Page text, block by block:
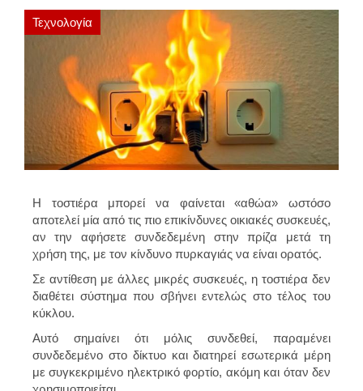
Τεχνολογία
Η τοστιέρα μπορεί να φαίνεται «αθώα» ωστόσο
αποτελεί μία από τις πιο επικίνδυνες οικιακές συσκευές,
αν την αφήσετε συνδεδεμένη στην πρίζα μετά τη
χρήση της, με τον κίνδυνο πυρκαγιάς να είναι ορατός.
Σε αντίθεση με άλλες μικρές συσκευές, η τοστιέρα δεν
διαθέτει σύστημα που σβήνει εντελώς στο τέλος του
κύκλου.
Αυτό σημαίνει ότι μόλις συνδεθεί, παραμένει
συνδεδεμένο στο δίκτυο και διατηρεί εσωτερικά μέρη
με συγκεκριμένο ηλεκτρικό φορτίο, ακόμη και όταν δεν